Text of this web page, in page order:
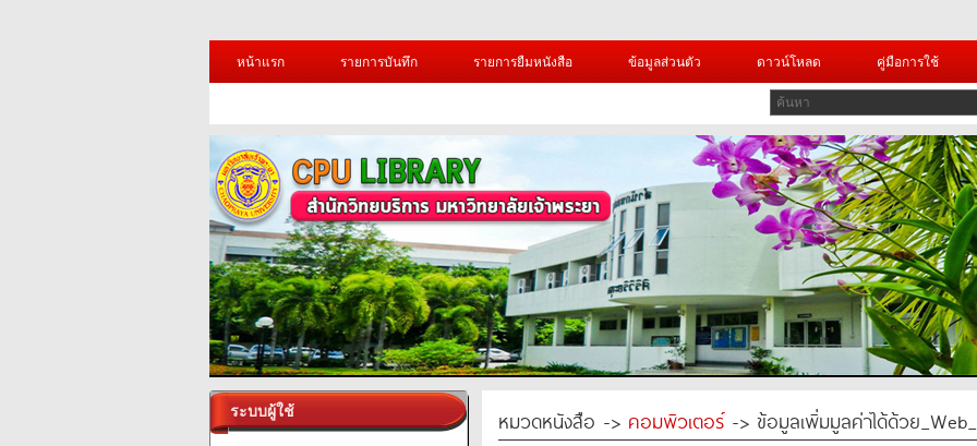
หน้าแรก รายการบันทึก รายการยืมหนังสือ ข้อมูลส่วนตัว ดาวน์โหลด คู่มือการใช้
ระบบผู้ใช้ หมวดหนังสือ -> คอมพิวเตอร์-> ข้อมูลเพิ่มมูลค่าได้ด้วย